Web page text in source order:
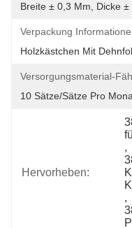
Breite ± 0,3 Mm, Dicke ±
Verpackung
Holzkästchen Mit
Versorgungsmaterial-
10 Sätze/Sätze Pro
Hervorheben:
,
,